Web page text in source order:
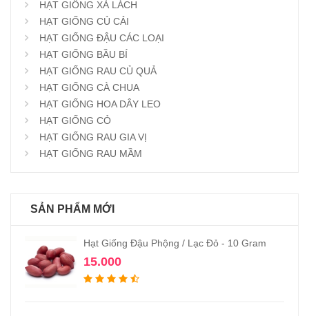
HẠT GIỐNG XÀ LÁCH
HẠT GIỐNG CỦ CẢI
HẠT GIỐNG ĐẬU CÁC LOẠI
HẠT GIỐNG BẦU BÍ
HẠT GIỐNG RAU CỦ QUẢ
HẠT GIỐNG CÀ CHUA
HẠT GIỐNG HOA DÂY LEO
HẠT GIỐNG CỎ
HẠT GIỐNG RAU GIA VỊ
HẠT GIỐNG RAU MẦM
SẢN PHẨM MỚI
Hạt Giống Đậu Phộng / Lạc Đỏ - 10 Gram
15.000